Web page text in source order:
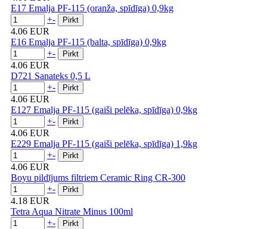
E17 Emalja PF-115 (oranža, spīdīga) 0,9kg
+-
4.06 EUR
E16 Emalja PF-115 (balta, spīdīga) 0,9kg
+-
4.06 EUR
D721 Sanateks 0,5 L
+-
4.06 EUR
E127 Emalja PF-115 (gaiši pelēka, spīdīga) 0,9kg
+-
4.06 EUR
E229 Emalja PF-115 (gaiši pelēka, spīdīga) 1,9kg
+-
4.06 EUR
Boyu pildījums filtriem Ceramic Ring CR-300
+-
4.18 EUR
Tetra Aqua Nitrate Minus 100ml
+-